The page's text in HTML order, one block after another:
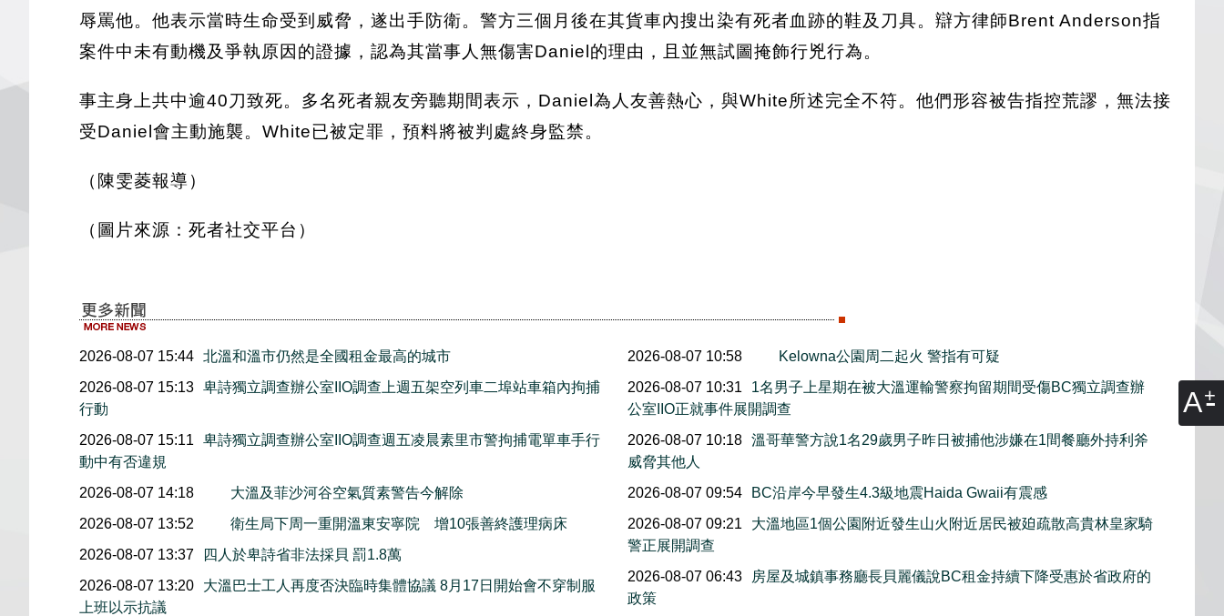
A
辱罵他。他表示當時生命受到威脅，遂出手防衛。警方三個月後在其貨車內搜出染有死者血跡的鞋及刀具。辯方律師Brent Anderson指
案件中未有動機及爭執原因的證據，認為其當事人無傷害Daniel的理由，且並無試圖掩飾行兇行為。
事主身上共中逾40刀致死。多名死者親友旁聽期間表示，Daniel為人友善熱心，與White所述完全不符。他們形容被告指控荒謬，無法接
受Daniel會主動施襲。White已被定罪，預料將被判處終身監禁。
（陳雯菱報導）
（圖片來源：死者社交平台）
2026-08-07 15:44 北溫和溫市仍然是全國租金最高的城市
2026-08-07 15:13 卑詩獨立調查辦公室IIO調查上週五架空列車二埠站車箱內拘捕
行動
2026-08-07 15:11
卑詩獨立調查辦公室IIO調查週五凌晨素里市警拘捕電單車手行
動中有否違規
2026-08-07 14:18
大溫及菲沙河谷空氣質素警告今解除
2026-08-07 13:52
衛生局下周一重開溫東安寧院 增10張善終護理病床
2026-08-07 13:37
四人於卑詩省非法採貝 罰1.8萬
2026-08-07 13:20
大溫巴士工人再度否決臨時集體協議 8月17日開始會不穿制服
上班以示抗議
2026-08-07 10:58
Kelowna公園周二起火 警指有可疑
2026-08-07 10:31
1名男子上星期在被大溫運輸警察拘留期間受傷BC獨立調查辦
公室IIO正就事件展開調查
2026-08-07 10:18
溫哥華警方說1名29歲男子昨日被捕他涉嫌在1間餐廳外持利斧
威脅其他人
2026-08-07 09:54
BC沿岸今早發生4.3級地震Haida Gwaii有震感
2026-08-07 09:21
大溫地區1個公園附近發生山火附近居民被廹疏散高貴林皇家騎
警正展開調查
2026-08-07 06:43
房屋及城鎮事務廳長貝麗儀說BC租金持續下降受惠於省政府的
政策